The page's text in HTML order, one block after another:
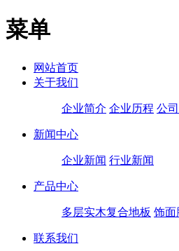
菜单
网站首页
关于我们
企业简介 企业历程 公
新闻中心
企业新闻 行业新闻
产品中心
多层实木复合地板 饰面
联系我们